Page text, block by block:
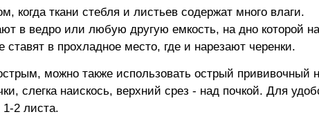
когда ткани стебля и листьев содержат много влаги.
в ведро или любую другую емкость, на дно которой
в прохладное место, где и нарезают черенки.
можно также использовать острый прививочный
слегка наискось, верхний срез - над почкой. Для
2 листа.